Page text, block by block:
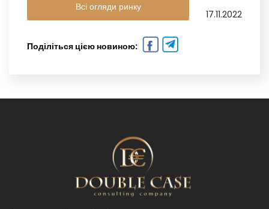
Всі огляди ринку
17.11.2022
Поділіться цією новиною: